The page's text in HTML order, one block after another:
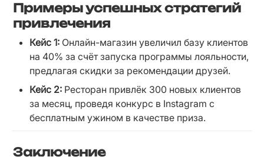
Примеры успешных стратегий
привлечения
Кейс 1: Онлайн-магазин увеличил базу клиентов
на 40% за счёт запуска программы лояльности,
предлагая скидки за рекомендации друзей.
Кейс 2: Ресторан привлёк 300 новых клиентов
за месяц, проведя конкурс в Instagram с
бесплатным ужином в качестве приза.
Заключение